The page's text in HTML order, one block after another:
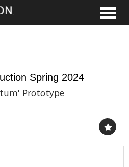
Spring 2024
Prototype